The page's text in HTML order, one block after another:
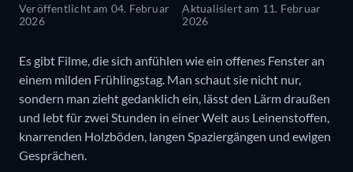
Veröffentlicht am 04. Februar
2026
Aktualisiert am 11. Februar
2026
Es gibt Filme, die sich anfühlen wie ein offenes Fenster an
einem milden Frühlingstag. Man schaut sie nicht nur,
sondern man zieht gedanklich ein, lässt den Lärm draußen
und lebt für zwei Stunden in einer Welt aus Leinenstoffen,
knarrenden Holzböden, langen Spaziergängen und ewigen
Gesprächen.